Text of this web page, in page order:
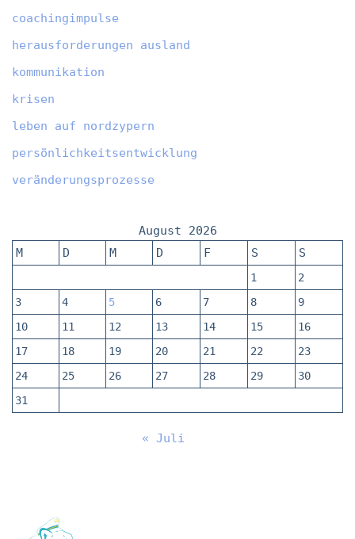
coachingimpulse
herausforderungen ausland
kommunikation
krisen
leben auf nordzypern
persönlichkeitsentwicklung
veränderungsprozesse
August 2026
M
D M D F S S
1
2
3
4 5 6 7 8
9
10
11 12 13 14 15
16
17
18 19 20 21 22
23
24
25 26 27 28 29
30
31
« Juli